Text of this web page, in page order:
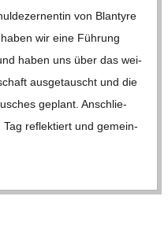
von Blan­tyre
wir eine Füh­rung
haben uns über das wei­
aus­ge­tauscht und die
geplant. Anschlie­
reflek­tiert und gemein­